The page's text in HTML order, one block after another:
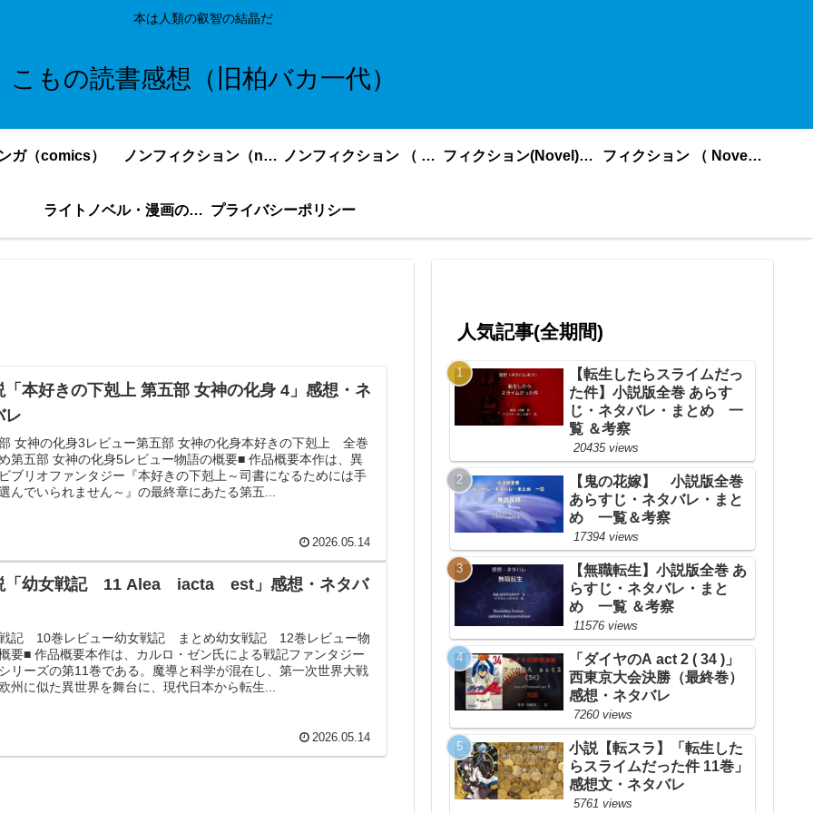
本は人類の叡智の結晶だ
こもの読書感想（旧柏バカ一代）
ガ（comics） ノンフィクション（nonfiction）更新順 ノンフィクション （ nonfiction ） あいうえお順 フィクション(Novel)更新順 フィクション （ Novel ） あいうえお順
ライトノベル・漫画の感想・ネタバレまとめ｜こもの読書感想 プライバシーポリシー
「本好きの下剋上 第五部 女神の化身 4」感想・ネ
レ
女神の化身3レビュー第五部 女神の化身本好きの下剋上 全巻
第五部 女神の化身5レビュー物語の概要■ 作品概要本作は、異
ブリオファンタジー『本好きの下剋上～司書になるためには手
んでいられません～』の最終章にあたる第五...
2026.05.14
「幼女戦記 11 Alea iacta est」感想・ネタバ
記 10巻レビュー幼女戦記 まとめ幼女戦記 12巻レビュー物
要■ 作品概要本作は、カルロ・ゼン氏による戦記ファンタジー
リーズの第11巻である。魔導と科学が混在し、第一次世界大戦
州に似た異世界を舞台に、現代日本から転生...
2026.05.14
人気記事(全期間)
【転生したらスライムだっ
た件】小説版全巻 あらす
じ・ネタバレ・まとめ 一
覧 ＆考察
20435 views
【鬼の花嫁】 小説版全巻
あらすじ・ネタバレ・まと
め 一覧＆考察
17394 views
【無職転生】小説版全巻 あ
らすじ・ネタバレ・まと
め 一覧 ＆考察
11576 views
「ダイヤのA act 2 ( 34 )」
西東京大会決勝（最終巻）
感想・ネタバレ
7260 views
小説【転スラ】「転生した
らスライムだった件 11巻」
感想文・ネタバレ
5761 views